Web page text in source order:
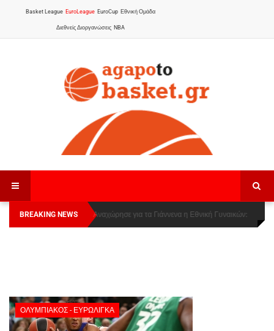
Basket League EuroLeague EuroCup Εθνική Ομάδα
Διεθνείς Διοργανώσεις NBA
BREAKING NEWS
Οι Πάνθηρες Καβάλας στην Women Basketball
League 1
Αναχώρησε για τα Γιάννενα η Εθνική Γυναικών
ΟΛΥΜΠΙΑΚΌΣ - ΕΥΡΩΛΊΓΚΑ